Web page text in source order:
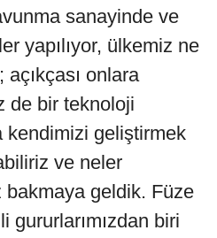
sanayinde ve
yapılıyor, ülkemiz ne
onlara
de bir teknoloji
kendimizi geliştirmek
ve neler
geldik. Füze
gururlarımızdan biri